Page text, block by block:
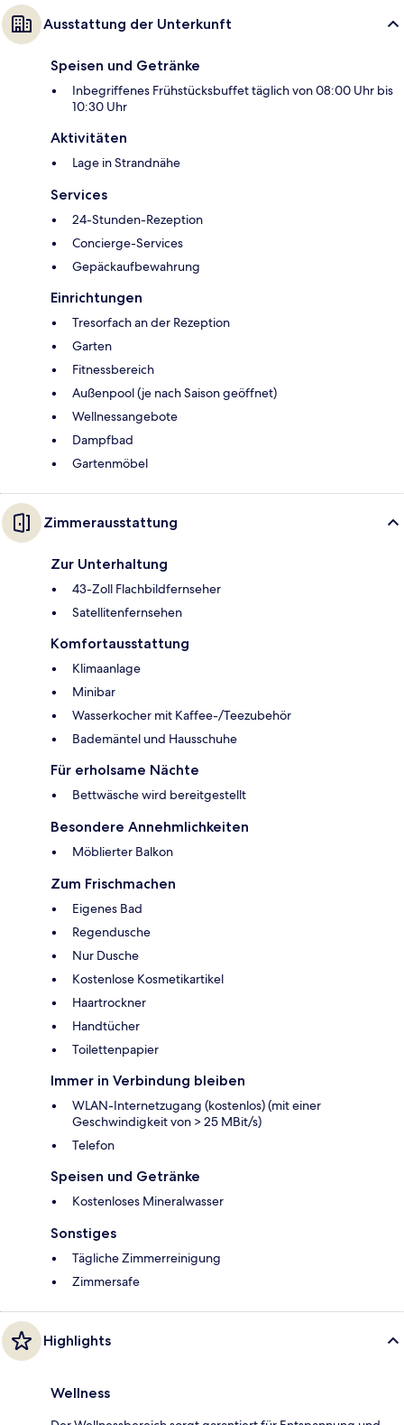
Ausstattung der Unterkunft
Speisen und Getränke
Inbegriffenes Frühstücksbuffet täglich von 08:00 Uhr bis
10:30 Uhr
Aktivitäten
Lage in Strandnähe
Services
24-Stunden-Rezeption
Concierge-Services
Gepäckaufbewahrung
Einrichtungen
Tresorfach an der Rezeption
Garten
Fitnessbereich
Außenpool (je nach Saison geöffnet)
Wellnessangebote
Dampfbad
Gartenmöbel
Zimmerausstattung
Zur Unterhaltung
43-Zoll Flachbildfernseher
Satellitenfernsehen
Komfortausstattung
Klimaanlage
Minibar
Wasserkocher mit Kaffee-/Teezubehör
Bademäntel und Hausschuhe
Für erholsame Nächte
Bettwäsche wird bereitgestellt
Besondere Annehmlichkeiten
Möblierter Balkon
Zum Frischmachen
Eigenes Bad
Regendusche
Nur Dusche
Kostenlose Kosmetikartikel
Haartrockner
Handtücher
Toilettenpapier
Immer in Verbindung bleiben
WLAN-Internetzugang (kostenlos) (mit einer
Geschwindigkeit von > 25 MBit/s)
Telefon
Speisen und Getränke
Kostenloses Mineralwasser
Sonstiges
Tägliche Zimmerreinigung
Zimmersafe
Highlights
Wellness